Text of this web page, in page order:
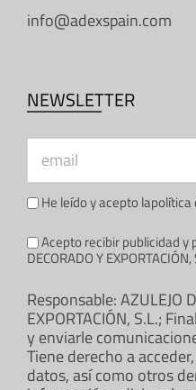
info@adexspain.com
NEWSLETTER
He leído y acepto lapolítica
Acepto recibir publicidad y
DECORADO Y EXPORTACIÓN,
Responsable: AZULEJO
EXPORTACIÓN, S.L.;
y enviarle
Tiene derecho a
datos, así como otros